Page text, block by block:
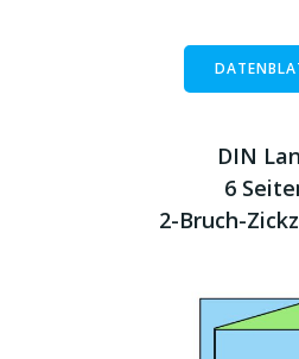
DIN
6
2-Bruch-